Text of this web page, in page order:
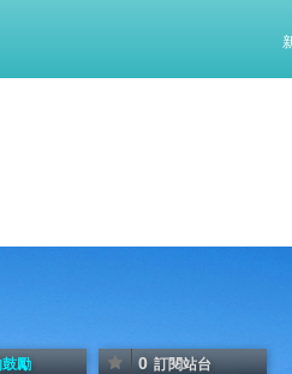
勵 0 訂閱站台